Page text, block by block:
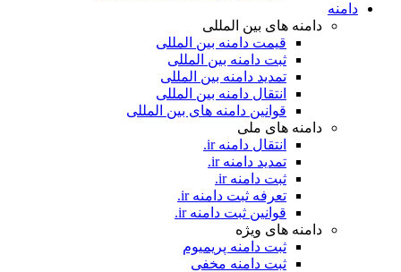
دامنه
دامنه های بین المللی
قیمت دامنه بین المللی
ثبت دامنه بین المللی
تمدید دامنه بین المللی
انتقال دامنه بین المللی
قوانین دامنه های بین المللی
دامنه های ملی
انتقال دامنه ir.
تمدید دامنه ir.
ثبت دامنه ir.
تعرفه ثبت دامنه ir.
قوانین ثبت دامنه ir.
دامنه های ویژه
ثبت دامنه پریمیوم
ثبت دامنه مخفی